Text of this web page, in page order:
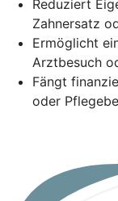
Reduziert
Zahnersatz
Ermöglicht
Arztbesuch
Fängt
oder